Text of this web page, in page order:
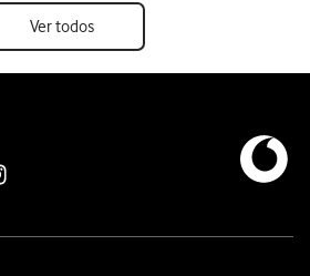
Ver todos